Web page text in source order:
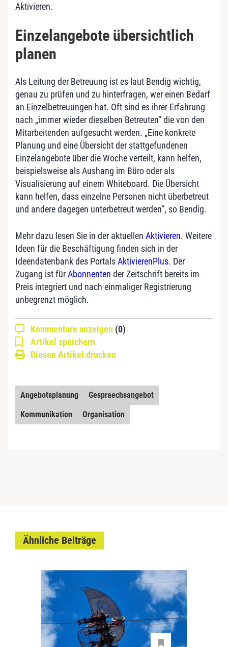
Aktivieren.
Einzelangebote übersichtlich
planen
Als Leitung der Betreuung ist es laut Bendig wichtig,
genau zu prüfen und zu hinterfragen, wer einen Bedarf
an Einzelbetreuungen hat. Oft sind es ihrer Erfahrung
nach „immer wieder dieselben Betreuten“ die von den
Mitarbeitenden aufgesucht werden. „Eine konkrete
Planung und eine Übersicht der stattgefundenen
Einzelangebote über die Woche verteilt, kann helfen,
beispielsweise als Aushang im Büro oder als
Visualisierung auf einem Whiteboard. Die Übersicht
kann helfen, dass einzelne Personen nicht überbetreut
und andere dagegen unterbetreut werden“, so Bendig.
Mehr dazu lesen Sie in der aktuellen Aktivieren. Weitere
Ideen für die Beschäftigung finden sich in der
Ideendatenbank des PortalsAktivierenPlus. Der
Zugang ist fürAbonnenten der Zeitschrift bereits im
Preis integriert und nach einmaliger Registrierung
unbegrenzt möglich.
Kommentare anzeigen (0)
Artikel speichern
Diesen Artikel drucken
Angebotsplanung
Gespraechsangebot
Kommunikation
Organisation
Ähnliche Beiträge